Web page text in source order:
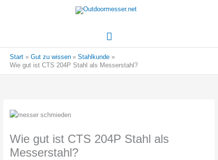
Hauptmenü
Start Gut zu wissen
Stahlkunde
Wie gut ist CTS 204P Stahl als Messerstahl?
Wie gut ist CTS 204P Stahl als
Messerstahl?